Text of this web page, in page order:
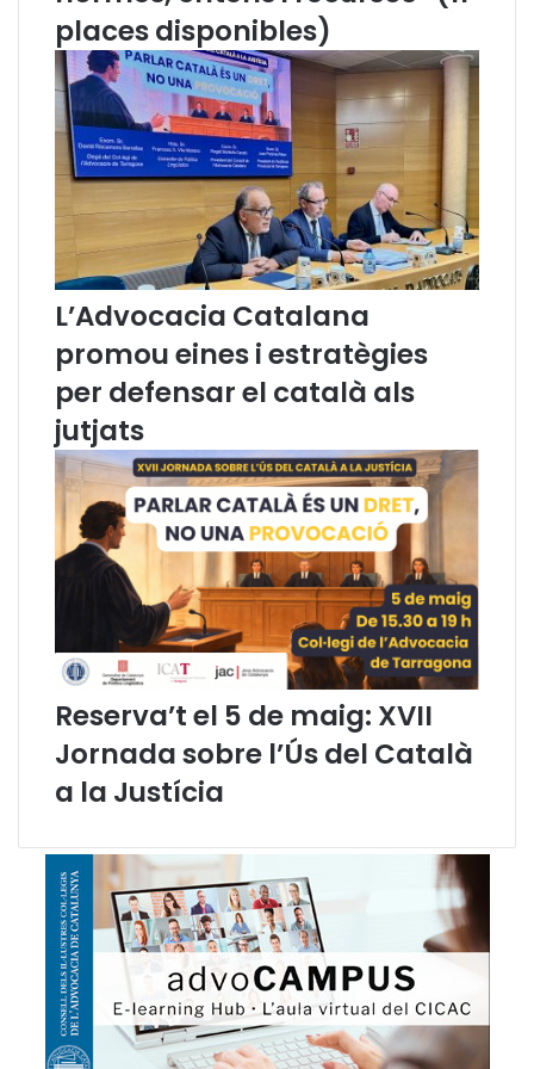
c
i
a
d
e
B
a
r
c
e
l
o
n
q
u
e
r
e
s
t
a
r
a
n
e
S
r
’
O
r
e
n
a
places disponibles)
L’Advocacia Catalana
promou eines i estratègies
per defensar el català als
jutjats
Reserva’t el 5 de maig: XVII
Jornada sobre l’Ús del Català
a la Justícia